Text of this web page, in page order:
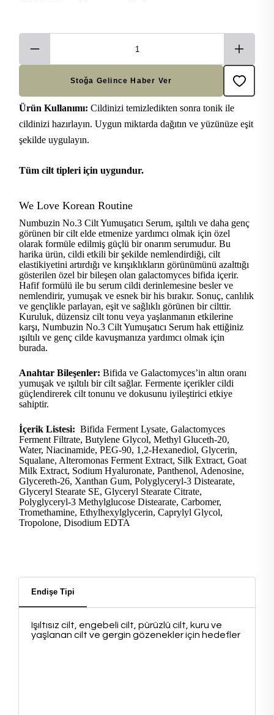
Stoğa Gelince Haber Ver
Ürün Kullanımı: Cildinizi temizledikten sonra tonik ile
cildinizi hazırlayın. Uygun miktarda dağıtın ve yüzünüze eşit
şekilde uygulayın.
Tüm cilt tipleri için uygundur.
We Love Korean Routine
Numbuzin No.3 Cilt Yumuşatıcı Serum, ışıltılı ve daha genç
görünen bir cilt elde etmenize yardımcı olmak için özel
olarak formüle edilmiş güçlü bir onarım serumudur. Bu
harika ürün, cildi etkili bir şekilde nemlendirdiği, cilt
elastikiyetini artırdığı ve kırışıklıkların görünümünü azalttığı
gösterilen özel bir bileşen olan galactomyces bifida içerir.
Hafif formülü ile bu serum cildi derinlemesine besler ve
nemlendirir, yumuşak ve esnek bir his bırakır. Sonuç, canlılık
ve gençlikle parlayan, eşit ve sağlıklı görünen bir cilttir.
Kuruluk, düzensiz cilt tonu veya yaşlanmanın etkilerine
karşı, Numbuzin No.3 Cilt Yumuşatıcı Serum hak ettiğiniz
ışıltılı ve genç cilde kavuşmanıza yardımcı olmak için
burada.
Anahtar Bileşenler: Bifida ve Galactomyces’in altın oranı
yumuşak ve ışıltılı bir cilt sağlar. Fermente içerikler cildi
güçlendirerek cilt tonunu ve dokusunu iyileştirici etkiye
sahiptir.
İçerik Listesi: Bifida Ferment Lysate, Galactomyces
Ferment Filtrate, Butylene Glycol, Methyl Gluceth-20,
Water, Niacinamide, PEG-90, 1,2-Hexanediol, Glycerin,
Squalane, Alteromonas Ferment Extract, Silk Extract, Goat
Milk Extract, Sodium Hyaluronate, Panthenol, Adenosine,
Glycereth-26, Xanthan Gum, Polyglyceryl-3 Distearate,
Glyceryl Stearate SE, Glyceryl Stearate Citrate,
Polyglyceryl-3 Methylglucose Distearate, Carbomer,
Tromethamine, Ethylhexylglycerin, Caprylyl Glycol,
Tropolone, Disodium EDTA
Endişe Tipi
Işıltısız cilt, engebeli cilt, pürüzlü cilt, kuru ve
yaşlanan cilt ve gergin gözenekler için hedefler